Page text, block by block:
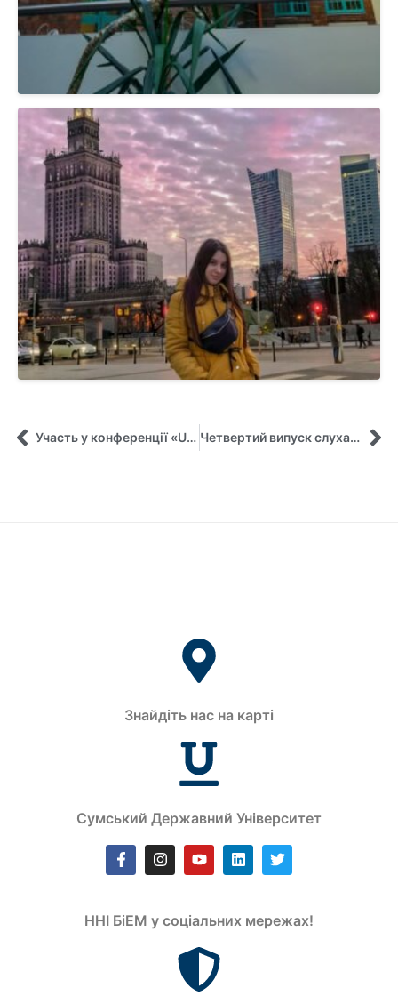
Участь у конференції «Uni-biz bridge-2» Четвертий випуск слухачів курсів за програмою «Менеджер (управитель) житлового будинку (групи будинків)»
Знайдіть нас на карті
Сумський Державний Університет
ННІ БіЕМ у соціальних мережах!